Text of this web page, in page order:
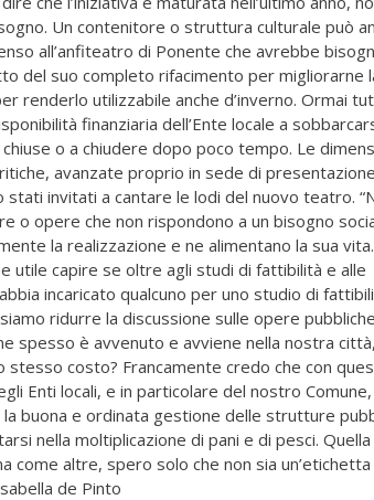
Un contenitore o struttura culturale può
all’anfiteatro di Ponente che avrebbe
del suo completo rifacimento per migliorarne
renderlo utilizzabile anche d’inverno. Ormai
finanziaria dell’Ente locale a
o a chiudere dopo poco tempo. Le
avanzate proprio in sede di
invitati a cantare le lodi del nuovo teatro.
o opere che non rispondono a un bisogno
la realizzazione e ne alimentano la sua vita.
utile capire se oltre agli studi di fattibilità e alle
incaricato qualcuno per uno studio di
ridurre la discussione sulle opere
spesso è avvenuto e avviene nella nostra
costo? Francamente credo che con
Enti locali, e in particolare del nostro Comune,
buona e ordinata gestione delle strutture
nella moltiplicazione di pani e di pesci. Quella
come altre, spero solo che non sia un’etichetta
de Pinto